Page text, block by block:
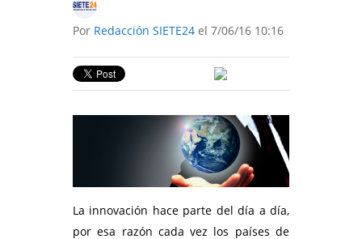
Por Redacción SIETE24 el 7/06/16 10:16
La innovación hace parte del día a día,
por esa razón cada vez los países de